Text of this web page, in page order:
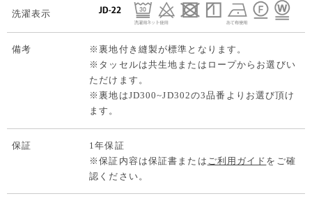
洗濯表示
備考
※裏地付き縫製が標準となります。
※タッセルは共生地またはロープからお選びい
ただけます。
※裏地はJD300~JD302の3品番よりお選び頂け
ます。
保証
1年保証
※保証内容は保証書または ご利用ガイド をご確
認ください。